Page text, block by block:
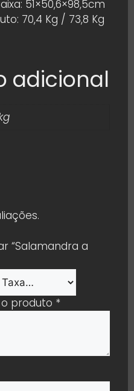
51×50,6×98,5cm
70,4 Kg / 73,8 Kg
adicional
“Salamandra a
produto *